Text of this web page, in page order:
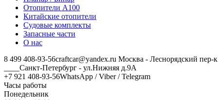
Отопители А100
Китайские отопители
Судовые комплекты
Запасные части
О нас
8 499 408-93-56craftcar@yandex.ru Москва - Леснорядский пер-
____Санкт-Петербург - ул.Нижняя д.9А
+7 921 408-93-56WhatsApp / Viber / Telegram
Часы работы
Понедельник